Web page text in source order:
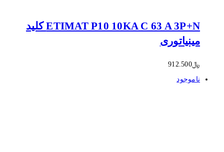
ETIMAT P10 10KA C 63 A 3P+N کلید
مینیاتوری
﷼912.500
ناموجود